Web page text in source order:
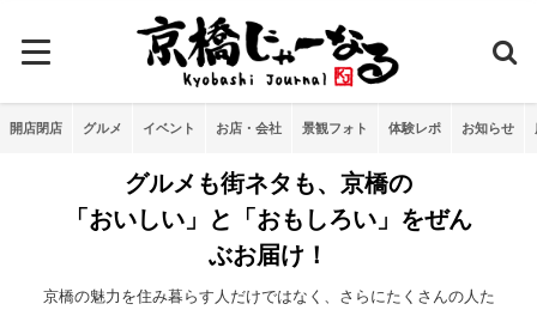
開店閉店 グルメ イベント お店・会社 景観フォト 体験レポ お知らせ
グルメも街ネタも、京橋の
「おいしい」と「おもしろい」をぜん
ぶお届け！
京橋の魅力を住み暮らす人だけではなく、さらにたくさんの人た